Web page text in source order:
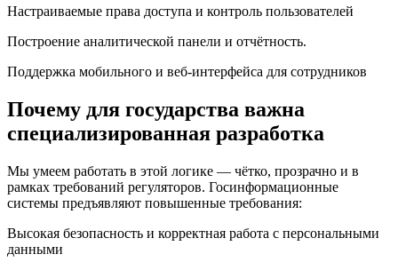
Настраиваемые права доступа и контроль пользователей
Построение аналитической панели и отчётность.
Поддержка мобильного и веб-интерфейса для сотрудников
Почему для государства важна
специализированная разработка
Мы умеем работать в этой логике — чётко, прозрачно и в
рамках требований регуляторов. Госинформационные
системы предъявляют повышенные требования:
Высокая безопасность и корректная работа с персональными
данными